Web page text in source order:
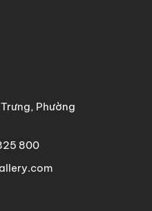
Phường
800